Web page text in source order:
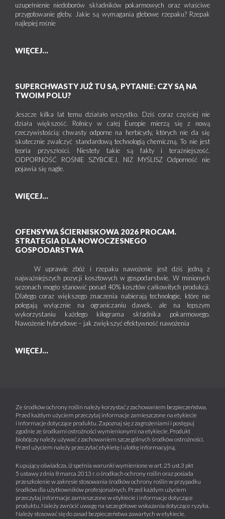
uzupełnienie niedoborów składników pokarmowych oraz właściwe
przygotowanie gleby. Jakie są wymagania glebowe rzepaku? Rzepak
najlepiej rośnie
WIĘCEJ...
SUPERCHWASTY JUŻ TU SĄ. PYTANIE: CZY SĄ NA
TWOIM POLU?
Jeszcze kilka lat temu działało wszystko. Dziś coraz częściej nie
działa większość. Rolnicy w całej Europie mierzą się z nową
rzeczywistością: chwasty odporne na herbicydy, których nie da się
skutecznie zwalczyć standardową technologią chemiczną. To nie jest
teoria przyszłości. Niestety takie są fakty i teraźniejszość.
ODPORNOŚĆ ROŚNIE SZYBCIEJ, NIŻ MYŚLISZ Odporność nie
pojawia się nagle.
WIĘCEJ...
OFENSYWA ŚCIERNISKOWA 2026 PROCAM.
STRATEGIA DLA NOWOCZESNEGO
GOSPODARSTWA
W uprawie zbóż i rzepaku nawożenie jest dziś jedną z
najważniejszych pozycji kosztowych w gospodarstwie. W minionych
sezonach mogło stanowić ponad 40% kosztów całkowitych produkcji.
Dlatego coraz większego znaczenia nabierają technologie, które nie
polegają wyłącznie na ograniczaniu dawek, ale na lepszym
wykorzystaniu każdego kilograma składnika pokarmowego.
Nawożenie hybrydowe – jak zwiększyć efektywność nawożenia
WIĘCEJ...
Ze środków ochrony roślin należy korzystać z zachowaniem bezpieczeństwa.
Przed każdym użyciem przeczytaj informacje zamieszczone na etykiecie
i informacje dotyczące produktu. Zapoznaj się z zagrożeniami i postępuj
zgodnie ze środkami ostrożności wymienionymi na etykiecie. Produkt
biobójczy należy używać z zachowaniem szczególnych środków ostrożności.
Przed użyciem należy przeczytać etykietę i ulotkę informacyjną.
Kupujący oświadcza, iż spełnia warunki wymienione w art. 25 ust.3 pkt
5 ustawy z dnia 8 marca 2013 r. o środkach ochrony roślin oraz posiada
przeszkolenie w zakresie stosowania środków ochrony roślin w przypadku
środków dla użytkowników profesjonalnych. Przed każdym użyciem
przeczytaj informacje zamieszczone w etykiecie i informacje dotyczące
produktu. Należy zwrócić uwagę na szczegółowe wskazania dotyczące ryzyka.
Należy stosować się do zasad bezpieczeństwa zawartych w etykiecie.